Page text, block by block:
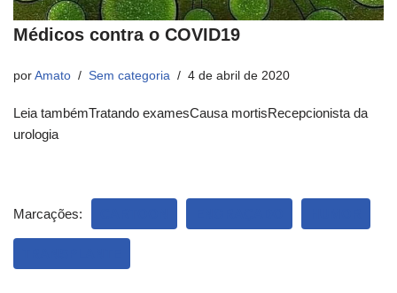
Médicos contra o COVID19
por Amato Sem categoria 4 de abril de 2020
Leia tambémTratando examesCausa mortisRecepcionista da
urologia
Marcações: